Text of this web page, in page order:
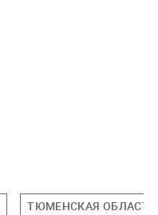
ТЮМЕНСКАЯ ОБЛАСТЬ